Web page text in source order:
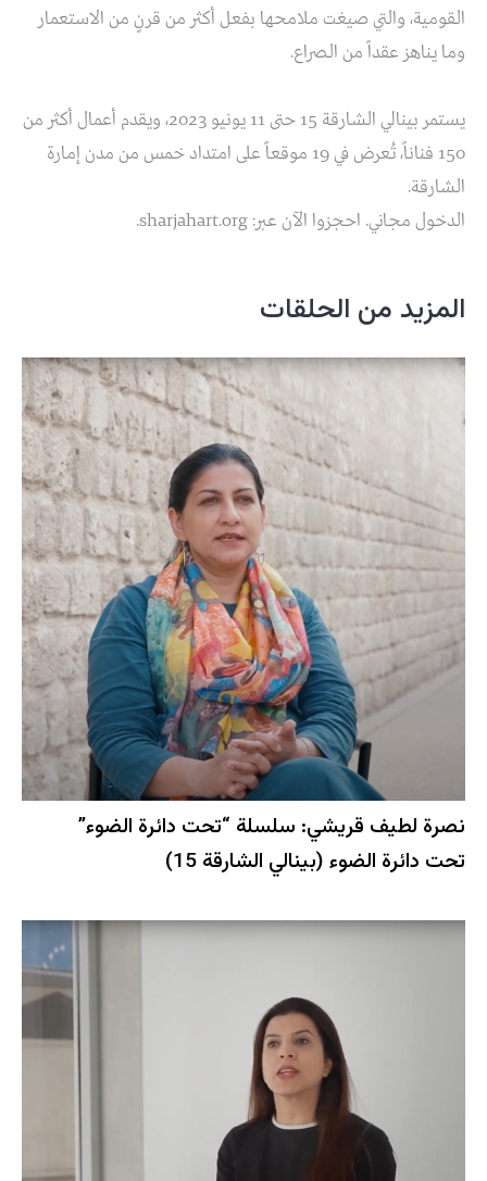
القومية، والتي صيغت ملامحها بفعل أكثر من قرنٍ من الاستعمار
وما يناهز عقداً من الصراع.
يستمر بينالي الشارقة 15 حتى 11 يونيو 2023، ويقدم أعمال أكثر من
150 فناناً، تُعرض في 19 موقعاً على امتداد خمس من مدن إمارة
الشارقة.
الدخول مجاني. احجزوا الآن عبر: sharjahart.org.
المزيد من الحلقات
نصرة لطيف قريشي: سلسلة “تحت دائرة الضوء”
تحت دائرة الضوء (بينالي الشارقة 15)